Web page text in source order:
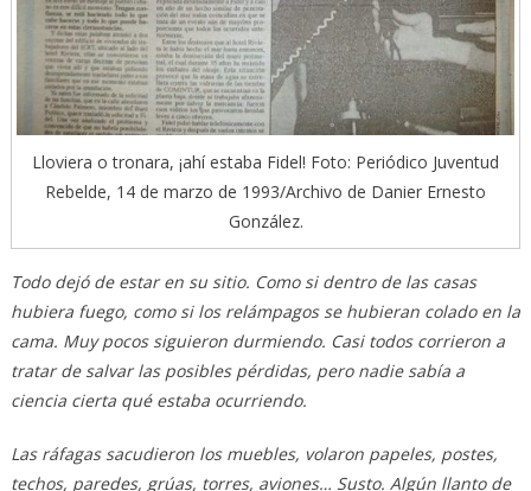
Lloviera o tronara, ¡ahí estaba Fidel! Foto: Periódico Juventud
Rebelde, 14 de marzo de 1993/Archivo de Danier Ernesto
González.
Todo dejó de estar en su sitio. Como si dentro de las casas
hubiera fuego, como si los relámpagos se hubieran colado en la
cama. Muy pocos siguieron durmiendo. Casi todos corrieron a
tratar de salvar las posibles pérdidas, pero nadie sabía a
ciencia cierta qué estaba ocurriendo.
Las ráfagas sacudieron los muebles, volaron papeles, postes,
techos, paredes, grúas, torres, aviones… Susto. Algún llanto de